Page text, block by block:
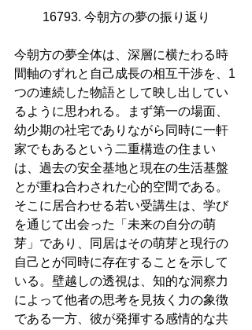
16793. 今朝方の夢の振り返り
今朝方の夢全体は、深層に横たわる時
間軸のずれと自己成長の相互干渉を、1
つの連続した物語として映し出してい
るように思われる。まず第一の場面、
幼少期の社宅でありながら同時に一軒
家でもあるという二重構造の住まい
は、過去の安全基地と現在の生活基盤
とが重ね合わされた心的空間である。
そこに居合わせる若い受講生は、学び
を通じて出会った「未来の自分の萌
芽」であり、同居はその萌芽と現行の
自己とが同時に存在することを示して
いる。壁越しの透視は、知的な洞察力
によって他者の思考を見抜く力の象徴
である一方、彼が発揮する感情的な共